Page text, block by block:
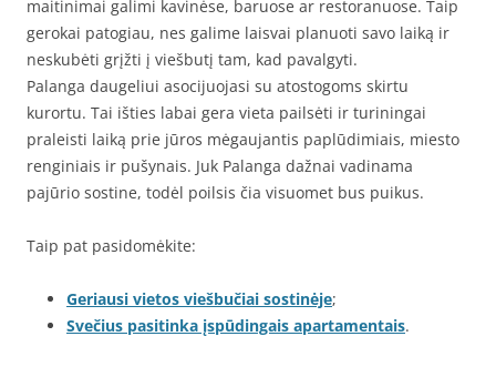
maitinimai galimi kavinėse, baruose ar restoranuose. Taip
gerokai patogiau, nes galime laisvai planuoti savo laiką ir
neskubėti grįžti į viešbutį tam, kad pavalgyti.
Palanga daugeliui asocijuojasi su atostogoms skirtu
kurortu. Tai išties labai gera vieta pailsėti ir turiningai
praleisti laiką prie jūros mėgaujantis paplūdimiais, miesto
renginiais ir pušynais. Juk Palanga dažnai vadinama
pajūrio sostine, todėl poilsis čia visuomet bus puikus.
Taip pat pasidomėkite:
Geriausi vietos viešbučiai sostinėje;
Svečius pasitinka įspūdingais apartamentais.